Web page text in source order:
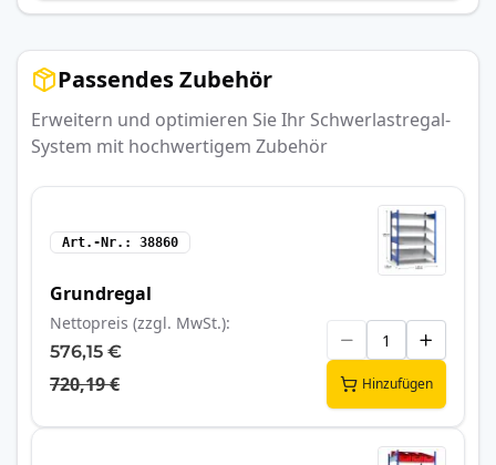
Passendes Zubehör
Erweitern und optimieren Sie Ihr Schwerlastregal-
System mit hochwertigem Zubehör
Art.-Nr. 38860
Grundregal
Nettopreis (zzgl. MwSt.)
576,15 €
720,19 € Hinzufügen